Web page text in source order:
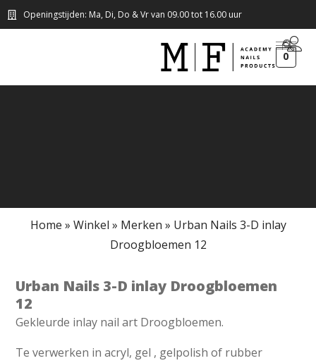
Openingstijden: Ma, Di, Do & Vr van 09.00 tot 16.00 uur
0
Home » Winkel » Merken » Urban Nails 3-D inlay
Droogbloemen 12
Urban Nails 3-D inlay Droogbloemen
12
Gekleurde inlay nail art Droogbloemen.
Te verwerken in acryl, gel , gelpolish of rubber